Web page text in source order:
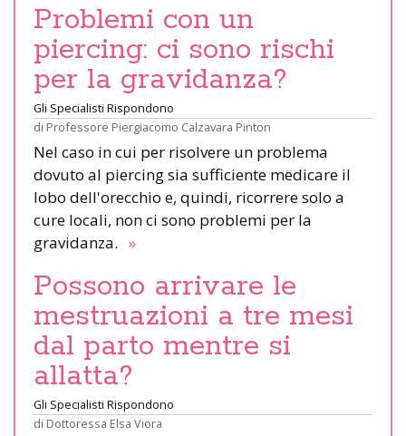
Problemi con un
piercing: ci sono rischi
per la gravidanza?
Gli Specialisti Rispondono
di Professore Piergiacomo Calzavara Pinton
Nel caso in cui per risolvere un problema
dovuto al piercing sia sufficiente medicare il
lobo dell'orecchio e, quindi, ricorrere solo a
cure locali, non ci sono problemi per la
gravidanza. »
Possono arrivare le
mestruazioni a tre mesi
dal parto mentre si
allatta?
Gli Specialisti Rispondono
di Dottoressa Elsa Viora